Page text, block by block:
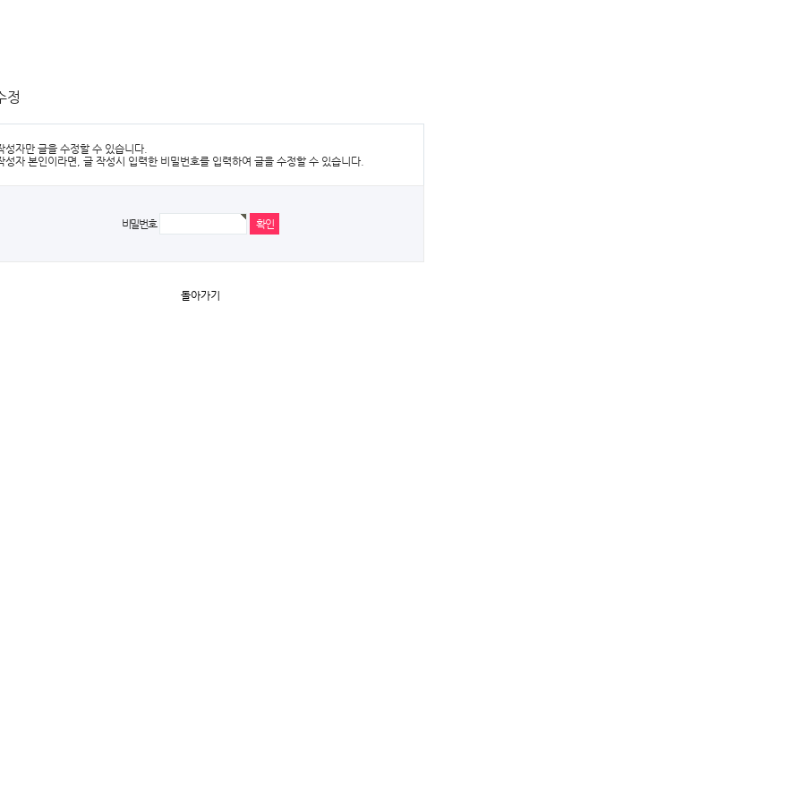
정
성자만 글을 수정할 수 있습니다.
성자 본인이라면, 글 작성시 입력한 비밀번호를 입력하여 글을 수정할 수 있습니다.
비밀번호
돌아가기